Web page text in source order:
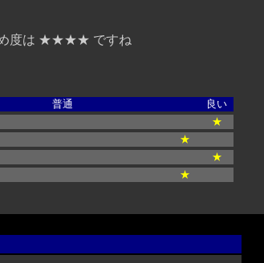
度は ★★★★ ですね
普通
良い
★
★
★
★